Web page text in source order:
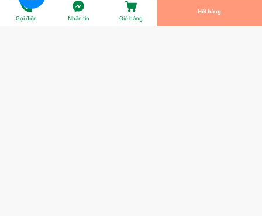
Tiến Hành Thanh Toán
Gọi điện Nhắn tin Giỏ hàng
Hết hàng